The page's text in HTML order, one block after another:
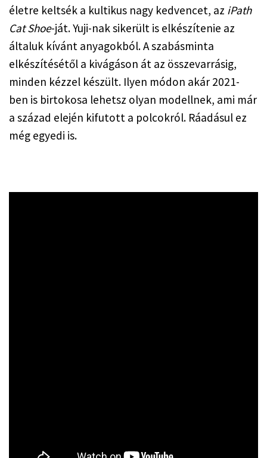
életre keltsék a kultikus nagy kedvencet, az iPath
Cat Shoe-ját. Yuji-nak sikerült is elkészítenie az
általuk kívánt anyagokból. A szabásminta
elkészítésétől a kivágáson át az összevarrásig,
minden kézzel készült. Ilyen módon akár 2021-
ben is birtokosa lehetsz olyan modellnek, ami már
a század elején kifutott a polcokról. Ráadásul ez
még egyedi is.